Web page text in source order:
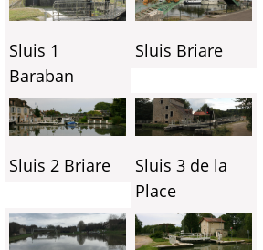
Sluis 1
Baraban
Sluis Briare
Sluis 2 Briare
Sluis 3 de la
Place